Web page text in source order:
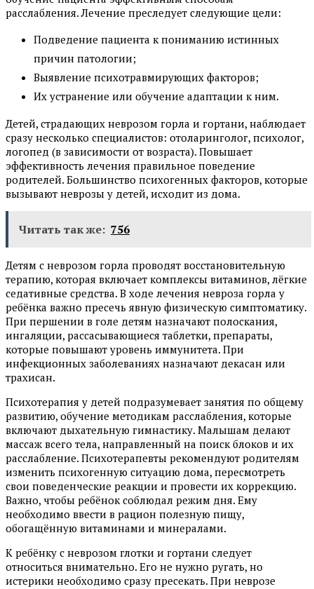
расслабления. Лечение преследует следующие цели:
Подведение пациента к пониманию истинных
причин патологии;
Выявление психотравмирующих факторов;
Их устранение или обучение адаптации к ним.
Детей, страдающих неврозом горла и гортани, наблюдает
сразу несколько специалистов: отоларинголог, психолог,
логопед (в зависимости от возраста). Повышает
эффективность лечения правильное поведение
родителей. Большинство психогенных факторов, которые
вызывают неврозы у детей, исходит из дома.
Читать так же: 756
Детям с неврозом горла проводят восстановительную
терапию, которая включает комплексы витаминов, лёгкие
седативные средства. В ходе лечения невроза горла у
ребёнка важно пресечь явную физическую симптоматику.
При першении в голе детям назначают полоскания,
ингаляции, рассасывающиеся таблетки, препараты,
которые повышают уровень иммунитета. При
инфекционных заболеваниях назначают декасан или
трахисан.
Психотерапия у детей подразумевает занятия по общему
развитию, обучение методикам расслабления, которые
включают дыхательную гимнастику. Малышам делают
массаж всего тела, направленный на поиск блоков и их
расслабление. Психотерапевты рекомендуют родителям
изменить психогенную ситуацию дома, пересмотреть
свои поведенческие реакции и провести их коррекцию.
Важно, чтобы ребёнок соблюдал режим дня. Ему
необходимо ввести в рацион полезную пищу,
обогащённую витаминами и минералами.
К ребёнку с неврозом глотки и гортани следует
относиться внимательно. Его не нужно ругать, но
истерики необходимо сразу пресекать. При неврозе